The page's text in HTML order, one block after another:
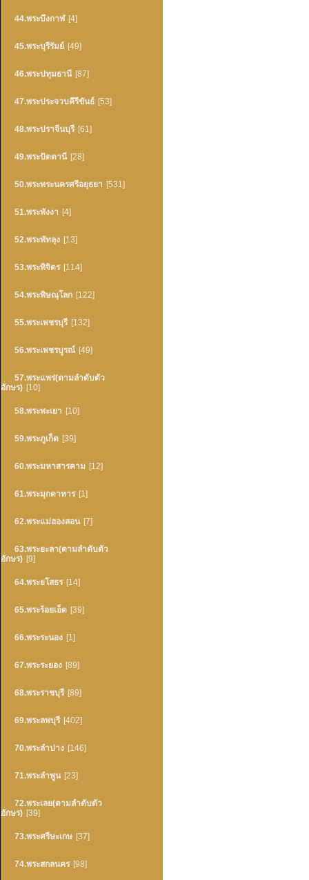
44.พระบึงกาฬ [4]
45.พระบุรีรัมย์ [49]
46.พระปทุมธานี [87]
47.พระประจวบคึรีขันธ์ [53]
48.พระปราจีนบุรี [61]
49.พระปัตตานี [28]
50.พระพระนครศรีอยุธยา [531]
51.พระพังงา [4]
52.พระพัทลุง [13]
53.พระพิจิตร [114]
54.พระพิษณุโลก [122]
55.พระเพชรบุรี [132]
56.พระเพชรบูรณ์ [49]
57.พระแพร่(ตามลำดับตัว
อักษร) [10]
58.พระพะเยา [10]
59.พระภูเก็ต [39]
60.พระมหาสารคาม [12]
61.พระมุกดาหาร [1]
62.พระแม่ฮองสอน [7]
63.พระยะลา(ตามลำดับตัว
อักษร) [9]
64.พระยโสธร [14]
65.พระร้อยเอ็ด [39]
66.พระระนอง [1]
67.พระระยอง [89]
68.พระราชบุรี [89]
69.พระลพบุรี [402]
70.พระลำปาง [146]
71.พระลำพูน [23]
72.พระเลย(ตามลำดับตัว
อักษร) [39]
73.พระศรีษะเกษ [37]
74.พระสกลนคร [98]